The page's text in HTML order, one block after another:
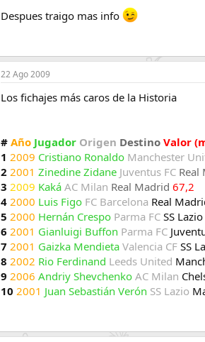
Despues traigo mas info
22 Ago 2009
Los fichajes más caros de la Historia
# Año Jugador Origen Destino Valor
1 2009 Cristiano Ronaldo Manchester
2 2001 Zinedine Zidane Juventus FC Real
3 2009 Kaká AC Milan Real Madrid 67,2
4 2000 Luis Figo FC Barcelona Real
5 2000 Hernán Crespo Parma FC SS Lazio
6 2001 Gianluigi Buffon Parma FC
7 2001 Gaizka Mendieta Valencia CF SS
8 2002 Rio Ferdinand Leeds United
9 2006 Andriy Shevchenko AC Milan
10 2001 Juan Sebastián Verón SS Lazio